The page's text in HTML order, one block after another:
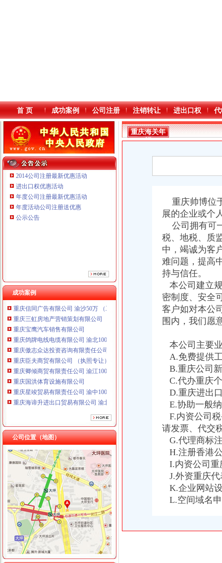
本站导航
首 页 成功案例 公司注册 注销转让 进出口权
2014公司注册最新优惠活动
进出口权优惠活动
年度公司注册最新优惠活动
年度活动公司注册送优惠
公示公告
成功案例
重庆鸽牌电线电缆有限公司 渝北10010万 (进出口权)
重庆海谛升进出口贸易有限公司 渝北100万 （进出口权）
重庆奕欣锦诚商贸有限公司 渝九50万 （工商注册）
重庆信同广告有限公司 渝沙50万 （工商注册）
重庆三虹房地产营销策划有限公司
重庆宝鹰汽车销售有限公司
重庆鸽牌电线电缆有限公司 渝北10010万 (进出口权)
重庆傲志众达投资咨询有限责任公司 渝九1000万 （增资）
重庆臣夫商贸有限公司 （执照专让）
重庆卿倾商贸有限责任公司 渝江100万 （工商注册）
重庆国洪体育设施有限公司
重庆星竣贸易有限责任公司 渝中100万 （进出口权）
重庆海谛升进出口贸易有限公司 渝北100万 （进出口权）
重庆奕欣锦诚商贸有限公司 渝九50万 （工商注册）
重庆信同广告有限公司 渝沙50万 （工商注册）
重庆三虹房地产营销策划有限公司
重庆宝鹰汽车销售有限公司
公司位置（地图）
重庆海关年报
2012年重庆海关税务、昆明海关税务报考条件？？-重庆公务员-
重庆海关顺利切换全国通关一体化模式渝企可享“全国海关如同一关”
全国通关一体化启动重庆海关办理张报关单_新闻_大众网
重庆海关顺利切换全国通关一体化模式渝企可享“全国海关如同一关”
重庆海关关于2012年度录用公务员面试工作有关安排的通知—
2013年重庆海关公告第1号-报关员-报名网
重庆海关年
报
重庆帅博位
展的企业或个
公司拥有可
税、地税、质
中，竭诚为客
难问题，提高
持与信任。
本公司建立
密制度、安全
客户如对本公
围内，我们愿
本公司主要
A.免费提供
B.重庆公司
C.代办重庆
D.重庆进出
E.协助一般
F.内资公司
请发票、代交
G.代理商标
H.注册香港
I.内资公司重
J.外资重庆代
K.企业网站
L.空间域名